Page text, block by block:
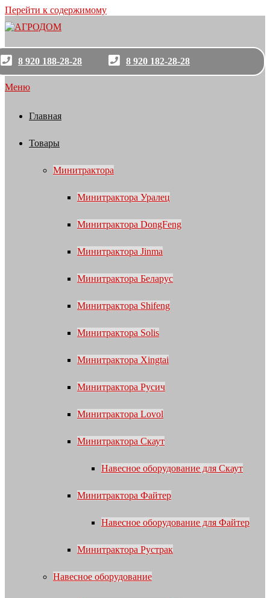
Перейти к содержимому
8 920 188-28-28 8 920 182-28-28
Меню
Главная
Товары
Минитрактора
Минитрактора Уралец
Минитрактора DongFeng
Минитрактора Jinma
Минитрактора Беларус
Минитрактора Shifeng
Минитрактора Solis
Минитрактора Xingtai
Минитрактора Русич
Минитрактора Lovol
Минитрактора Скаут
Навесное оборудование для Скаут
Минитрактора Файтер
Навесное оборудование для Файтер
Минитрактора Рустрак
Навесное оборудование